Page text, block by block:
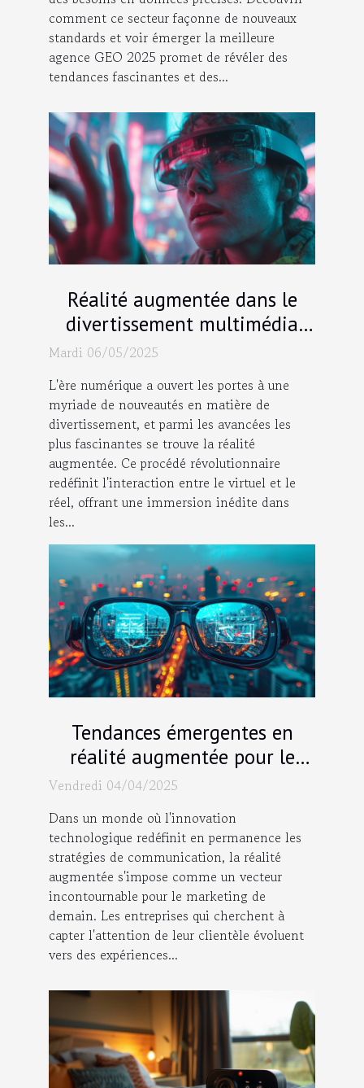
comment ce secteur façonne de nouveaux
standards et voir émerger la meilleure
agence GEO 2025 promet de révéler des
tendances fascinantes et des...
Réalité augmentée dans le
divertissement multimédia
comment cela transforme
notre expérience
Mardi 06/05/2025
L'ère numérique a ouvert les portes à une
myriade de nouveautés en matière de
divertissement, et parmi les avancées les
plus fascinantes se trouve la réalité
augmentée. Ce procédé révolutionnaire
redéfinit l'interaction entre le virtuel et le
réel, offrant une immersion inédite dans
les...
Tendances émergentes en
réalité augmentée pour le
marketing comment les
entreprises innovent
Vendredi 04/04/2025
Dans un monde où l'innovation
technologique redéfinit en permanence les
stratégies de communication, la réalité
augmentée s'impose comme un vecteur
incontournable pour le marketing de
demain. Les entreprises qui cherchent à
capter l'attention de leur clientèle évoluent
vers des expériences...